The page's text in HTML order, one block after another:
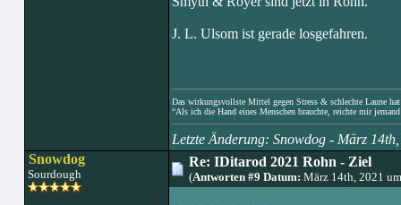
J. L. Ulsom ist gerade losgefahren.
Das wirkungsvollste Mittel gegen Stress & schlechte Laune
“Als ich die Hand eines Menschen brauchte, reichte mir jemand
Letzte Änderung: Snowdog - März
Snowdog
Sourdough
Re: IDitarod 2021 Rohn - Ziel
(Antworten #9 Datum: März 14th, 2021